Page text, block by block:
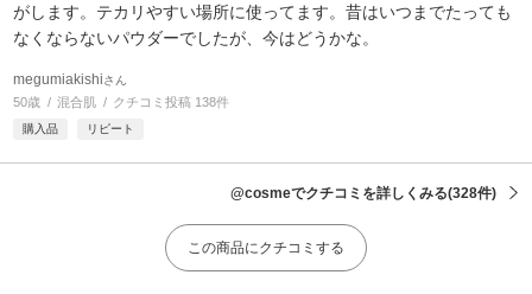
がします。テカリやすい場所に使ってます。昔はいつまでたっても
なくならないパウダーでしたが、今はどうかな。
megumiakishiさん
50歳 混合肌 クチコミ投稿 138件
購入品 リピート
@cosmeでクチコミを詳しくみる(328件)
この商品にクチコミする